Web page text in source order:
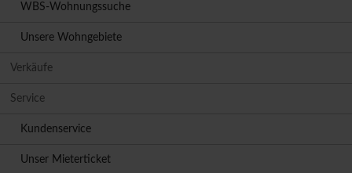
WBS-Wohnungssuche
Unsere Wohngebiete
Verkäufe
Service
Kundenservice
Unser Mieterticket